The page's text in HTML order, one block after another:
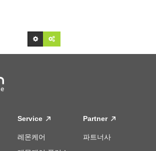
Service
레몬케어
Partner
파트너사